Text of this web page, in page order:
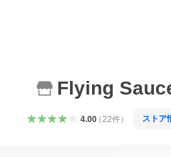
Flying
4.00（ 22件） ストア